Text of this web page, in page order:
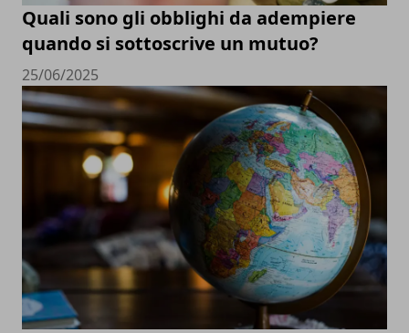
Quali sono gli obblighi da adempiere
quando si sottoscrive un mutuo?
25/06/2025